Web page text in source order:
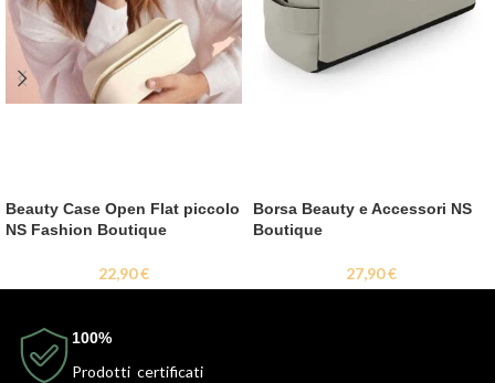
Beauty Case Open Flat piccolo
NS Fashion Boutique
22,90€
Borsa Beauty e Accessori NS
Boutique
27,90€
100%
Prodotti certificati